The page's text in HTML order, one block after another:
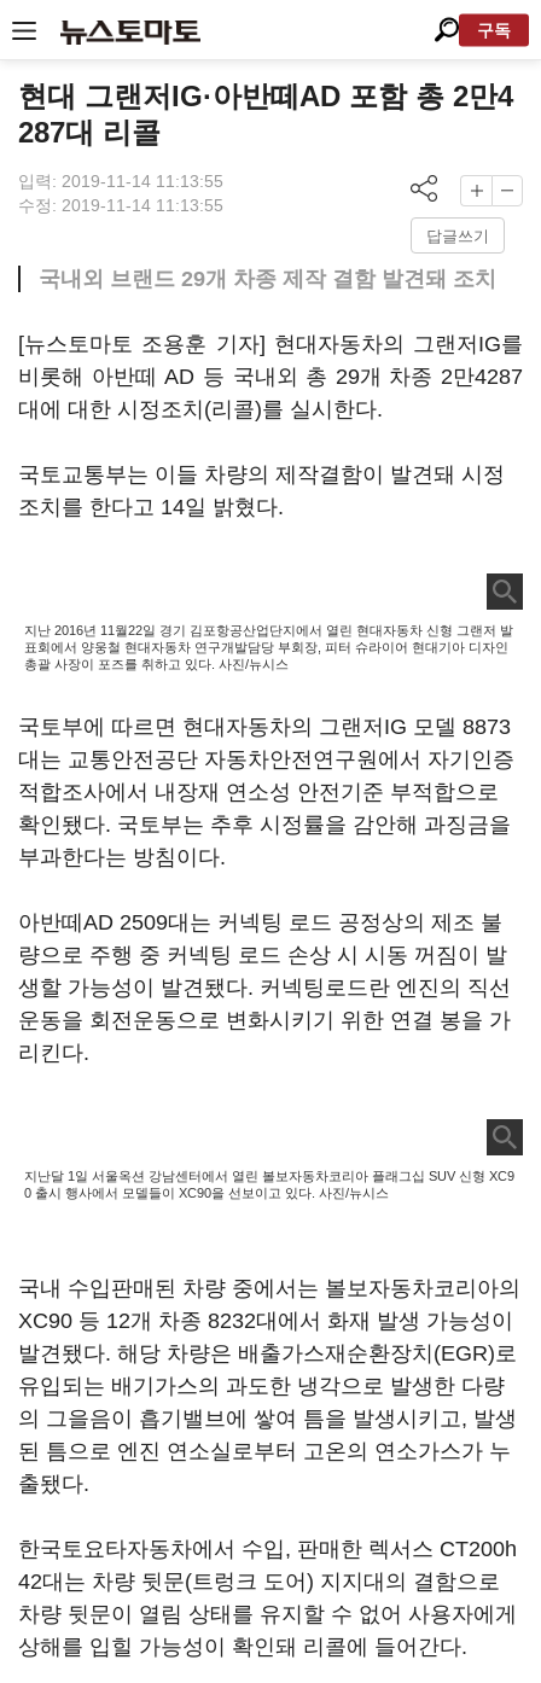
구독
현대 그랜저IG·아반떼AD 포함 총 2만4
287대 리콜
입력: 2019-11-14 11:13:55
수정: 2019-11-14 11:13:55
답글쓰기
국내외 브랜드 29개 차종 제작 결함 발견돼 조치
[뉴스토마토 조용훈 기자] 현대자동차의 그랜저IG를
비롯해 아반떼 AD 등 국내외 총 29개 차종 2만4287
대에 대한 시정조치(리콜)를 실시한다.
국토교통부는 이들 차량의 제작결함이 발견돼 시정
조치를 한다고 14일 밝혔다.
지난 2016년 11월22일 경기 김포항공산업단지에서 열린 현대자동차 신형 그랜저 발
표회에서 양웅철 현대자동차 연구개발담당 부회장, 피터 슈라이어 현대기아 디자인
총괄 사장이 포즈를 취하고 있다. 사진/뉴시스
국토부에 따르면 현대자동차의 그랜저IG 모델 8873
대는 교통안전공단 자동차안전연구원에서 자기인증
적합조사에서 내장재 연소성 안전기준 부적합으로
확인됐다. 국토부는 추후 시정률을 감안해 과징금을
부과한다는 방침이다.
아반떼AD 2509대는 커넥팅 로드 공정상의 제조 불
량으로 주행 중 커넥팅 로드 손상 시 시동 꺼짐이 발
생할 가능성이 발견됐다. 커넥팅로드란 엔진의 직선
운동을 회전운동으로 변화시키기 위한 연결 봉을 가
리킨다.
지난달 1일 서울옥션 강남센터에서 열린 볼보자동차코리아 플래그십 SUV 신형 XC9
0 출시 행사에서 모델들이 XC90을 선보이고 있다. 사진/뉴시스
국내 수입판매된 차량 중에서는 볼보자동차코리아의
XC90 등 12개 차종 8232대에서 화재 발생 가능성이
발견됐다. 해당 차량은 배출가스재순환장치(EGR)로
유입되는 배기가스의 과도한 냉각으로 발생한 다량
의 그을음이 흡기밸브에 쌓여 틈을 발생시키고, 발생
된 틈으로 엔진 연소실로부터 고온의 연소가스가 누
출됐다.
한국토요타자동차에서 수입, 판매한 렉서스 CT200h
42대는 차량 뒷문(트렁크 도어) 지지대의 결함으로
차량 뒷문이 열림 상태를 유지할 수 없어 사용자에게
상해를 입힐 가능성이 확인돼 리콜에 들어간다.